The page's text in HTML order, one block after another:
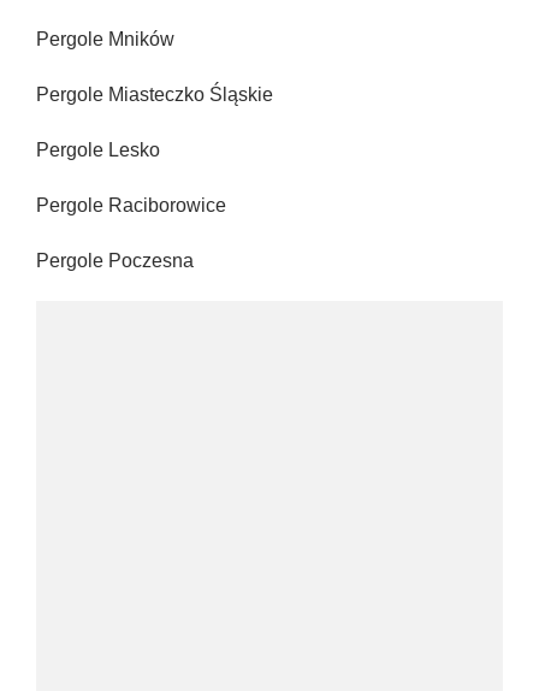
Pergole Mników
Pergole Miasteczko Śląskie
Pergole Lesko
Pergole Raciborowice
Pergole Poczesna